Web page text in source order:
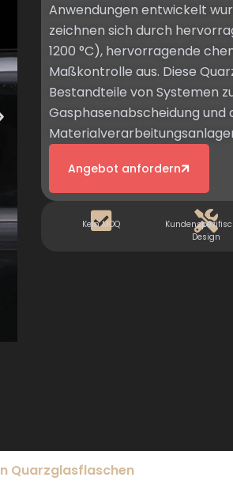
Anwendungen entwickelt
zeichnen sich durch
1200 °C), hervorragende
Maßkontrolle aus. Diese
Bestandteile von Systemen
Gasphasenabscheidung
Angebot anfordern
Kein MOQ
Design
Quarzglasflaschen